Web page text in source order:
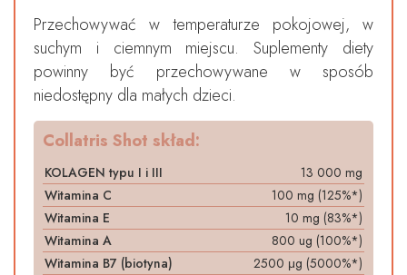
Przechowywać w temperaturze pokojowej, w
suchym i ciemnym miejscu. Suplementy diety
powinny być przechowywane w sposób
niedostępny dla małych dzieci.
Collatris Shot skład:
KOLAGEN typu I i III
13 000 mg
Witamina C
100 mg (125%*)
Witamina E
10 mg (83%*)
Witamina A
800 ug (100%*)
Witamina B7 (biotyna)
2500 μg (5000%*)